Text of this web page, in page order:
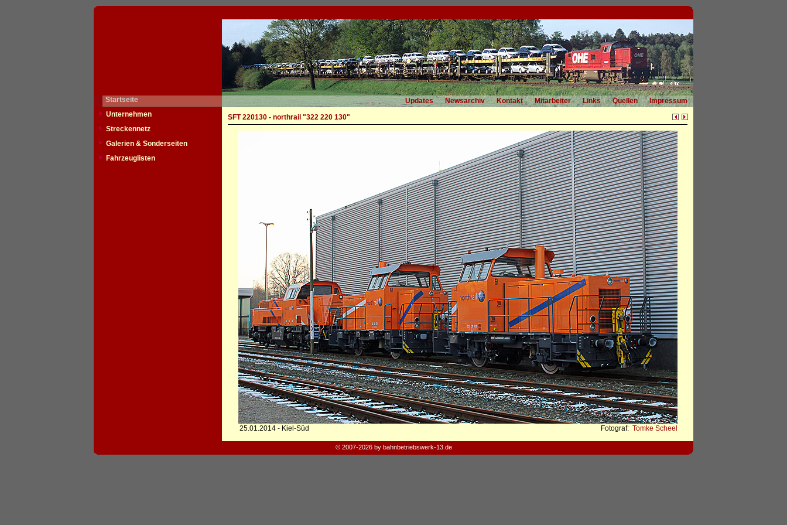
Startseite Updates Newsarchiv Kontakt Mitarbeiter Links Quellen
Impressum
Unternehmen
Streckennetz
Galerien & Sonderseiten
Fahrzeuglisten
SFT 220130 - northrail "322 220 130"
25.01.2014 - Kiel-Süd Fotograf: Tomke Scheel
© 2007-2026 by bahnbetriebswerk-13.de